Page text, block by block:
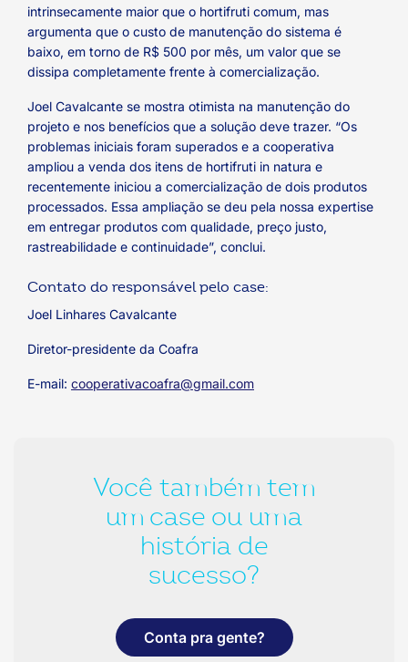
intrinsecamente maior que o hortifruti comum, mas
argumenta que o custo de manutenção do sistema é
baixo, em torno de R$ 500 por mês, um valor que se
dissipa completamente frente à comercialização.
Joel Cavalcante se mostra otimista na manutenção do
projeto e nos benefícios que a solução deve trazer. “Os
problemas iniciais foram superados e a cooperativa
ampliou a venda dos itens de hortifruti in natura e
recentemente iniciou a comercialização de dois produtos
processados. Essa ampliação se deu pela nossa expertise
em entregar produtos com qualidade, preço justo,
rastreabilidade e continuidade”, conclui.
Contato do responsável pelo case:
Joel Linhares Cavalcante
Diretor-presidente da Coafra
E-mail: cooperativacoafra@gmail.com
Você também tem
um case ou uma
história de
sucesso?
Conta pra gente?